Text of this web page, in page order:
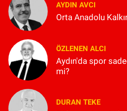
AYDIN AVCI
Orta Anadolu
ÖZLENEN ALCI
Aydın'da spor
mi?
DURAN TEKE